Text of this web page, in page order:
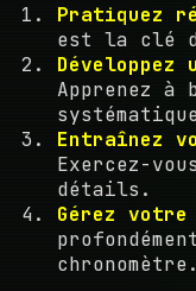
Pratiquez
est la clé
Développez
Apprenez à
Entraînez
Exercez-
détails.
Gérez
chronomètre.